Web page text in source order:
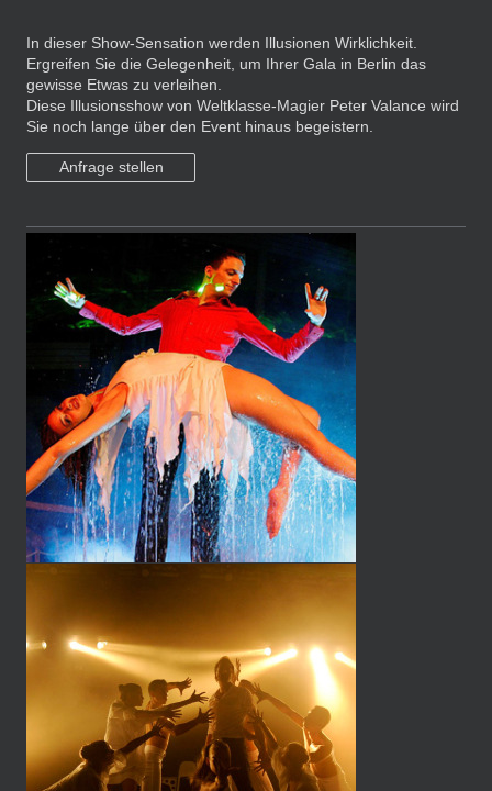
In dieser Show-Sensation werden Illusionen Wirklichkeit.
Ergreifen Sie die Gelegenheit, um Ihrer Gala in Berlin das
gewisse Etwas zu verleihen.
Diese Illusionsshow von Weltklasse-Magier Peter Valance wird
Sie noch lange über den Event hinaus begeistern.
Anfrage stellen